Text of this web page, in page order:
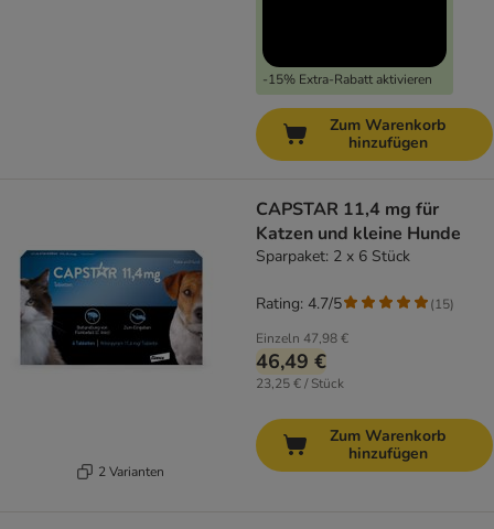
-15% Extra-Rabatt aktivieren
Zum Warenkorb
hinzufügen
2 Varianten
CAPSTAR 11,4 mg für
Katzen und kleine Hunde
Sparpaket: 2 x 6 Stück
Einzeln 47,98 €
46,49 €
23,25 € / Stück
Rating: 4.7/5 (15)
Zum Warenkorb
hinzufügen